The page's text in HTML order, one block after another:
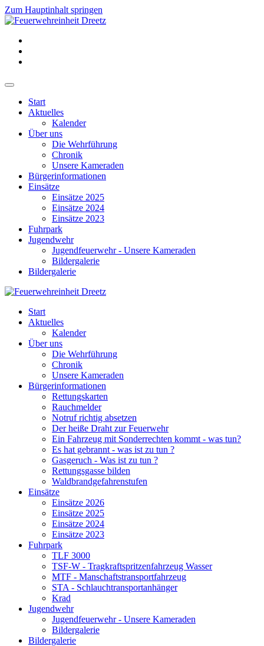
Zum Hauptinhalt springen
Start
Aktuelles
Kalender
Über uns
Die Wehrführung
Chronik
Unsere Kameraden
Bürgerinformationen
Einsätze
Einsätze 2025
Einsätze 2024
Einsätze 2023
Fuhrpark
Jugendwehr
Jugendfeuerwehr - Unsere Kameraden
Bildergalerie
Bildergalerie
Start
Aktuelles
Kalender
Über uns
Die Wehrführung
Chronik
Unsere Kameraden
Bürgerinformationen
Rettungskarten
Rauchmelder
Notruf richtig absetzen
Der heiße Draht zur Feuerwehr
Ein Fahrzeug mit Sonderrechten kommt - was tun?
Es hat gebrannt - was ist zu tun ?
Gasgeruch - Was ist zu tun ?
Rettungsgasse bilden
Waldbrandgefahrenstufen
Einsätze
Einsätze 2026
Einsätze 2025
Einsätze 2024
Einsätze 2023
Fuhrpark
TLF 3000
TSF-W - Tragkraftspritzenfahrzeug Wasser
MTF - Manschaftstransportfahrzeug
STA - Schlauchtransportanhänger
Krad
Jugendwehr
Jugendfeuerwehr - Unsere Kameraden
Bildergalerie
Bildergalerie